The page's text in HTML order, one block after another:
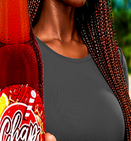
a offert un cadre d’échanges sur
communes bénéficiaires. Les
déchets solides et des boues de
2027.